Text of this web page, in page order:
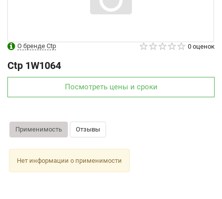
О бренде Ctp 0 оценок
Ctp 1W1064
Посмотреть цены и сроки
Применимость Отзывы
Нет информации о применимости